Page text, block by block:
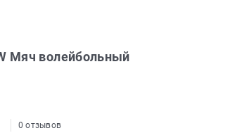
Мяч волейбольный
0 отзывов